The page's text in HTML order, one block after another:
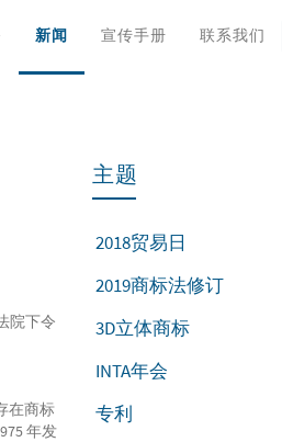
新闻 宣传手册 联系我们
院下令
在商标
年发
主题
2018贸易日
2019商标法修订
3D立体商标
INTA年会
专利